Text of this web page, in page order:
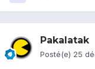
Pakalatak
Posté(e) 25